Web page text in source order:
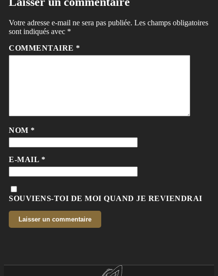
Votre adresse e-mail ne sera pas publiée. Les champs obligatoires
sont indiqués avec *
COMMENTAIRE *
NOM *
E-MAIL *
SOUVIENS-TOI DE MOI QUAND JE REVIENDRAI